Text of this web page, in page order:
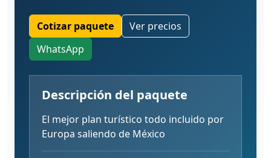
Cotizar paquete
Ver precios
WhatsApp
Descripción del paquete
El mejor plan turístico todo incluido por
Europa saliendo de México